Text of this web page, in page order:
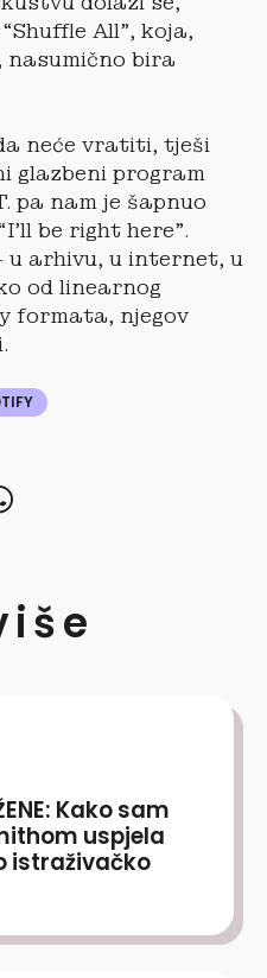
All”, koja,
bira
neće vratiti, tješi
glazbeni program
pa nam je šapnuo
be right here”.
u arhivu, u internet, u
od linearnog
formata, njegov
Kako sam
uspjela
istraživačko